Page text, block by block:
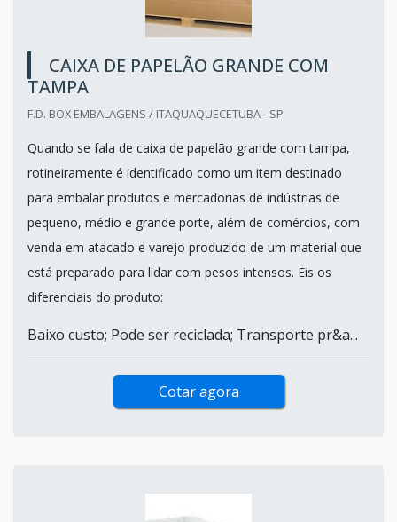
CAIXA DE PAPELÃO GRANDE COM
TAMPA
F.D. BOX EMBALAGENS / ITAQUAQUECETUBA - SP
Quando se fala de caixa de papelão grande com tampa,
rotineiramente é identificado como um item destinado
para embalar produtos e mercadorias de indústrias de
pequeno, médio e grande porte, além de comércios, com
venda em atacado e varejo produzido de um material que
está preparado para lidar com pesos intensos. Eis os
diferenciais do produto:
Baixo custo; Pode ser reciclada; Transporte pr&a...
Cotar agora